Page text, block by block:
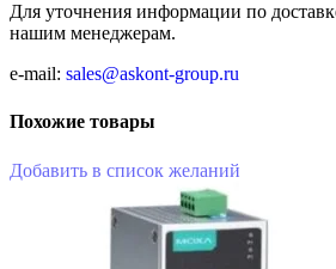
Для уточнения информации по
нашим менеджерам.
e-mail: sales@askont-group.ru
Похожие товары
Добавить в список желаний